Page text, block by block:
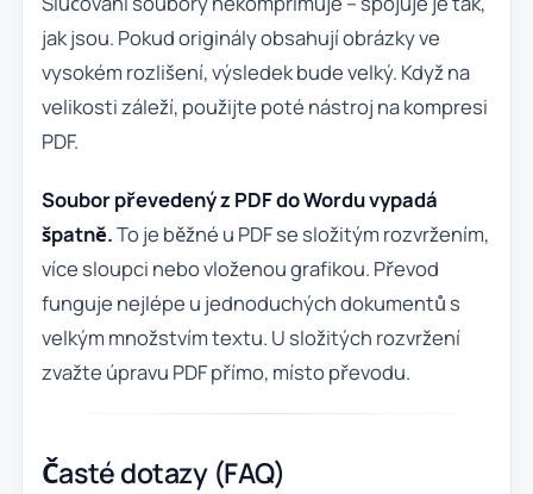
jak jsou. Pokud originály obsahují obrázky ve
vysokém rozlišení, výsledek bude velký. Když na
velikosti záleží, použijte poté nástroj na kompresi
PDF.
Soubor převedený z PDF do Wordu vypadá
špatně.To je běžné u PDF se složitým rozvržením,
více sloupci nebo vloženou grafikou. Převod
funguje nejlépe u jednoduchých dokumentů s
velkým množstvím textu. U složitých rozvržení
zvažte úpravu PDF přímo, místo převodu.
Časté dotazy (FAQ)